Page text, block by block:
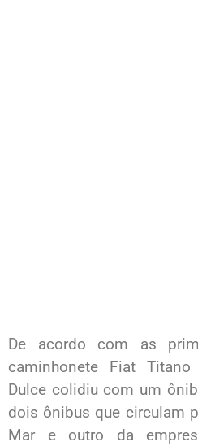
De acordo com as
caminhonete Fiat
Dulce colidiu com um
dois ônibus que circulam
Mar e outro da